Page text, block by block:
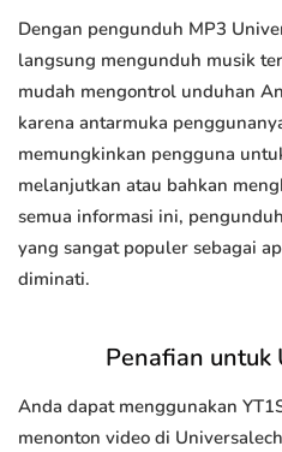
Dengan pengunduh MP3
langsung mengunduh musik
mudah mengontrol unduhan
karena antarmuka
memungkinkan pengguna
melanjutkan atau bahkan
semua informasi ini,
yang sangat populer sebagai
diminati.
Penafian untuk
Anda dapat menggunakan
menonton video di